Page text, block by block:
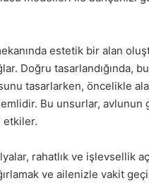
estetik bir alan
Doğru tasarlandığında,
tasarlarken, öncelikle
Bu unsurlar, avlunun
etkiler.
rahatlık ve işlevsellik
ve ailenizle vakit